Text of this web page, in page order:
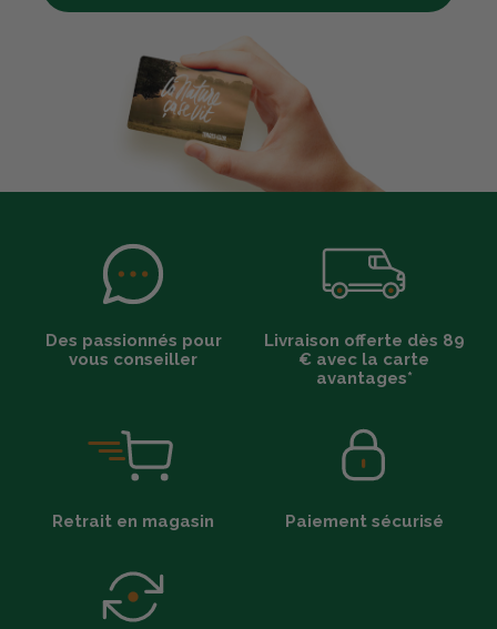
Des passionnés pour
vous conseiller
Livraison offerte dès 89
€ avec la carte
avantages*
Retrait en magasin Paiement sécurisé